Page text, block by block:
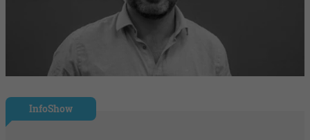
InfoShow